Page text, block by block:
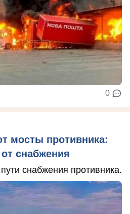
0
мосты противника:
снабжения
снабжения противника.